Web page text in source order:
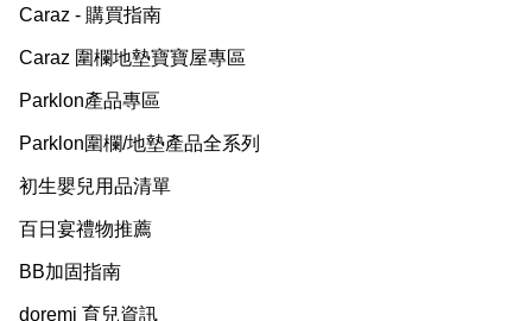
Caraz - 購買指南
Caraz 圍欄地墊寶寶屋專區
Parklon產品專區
Parklon圍欄/地墊產品全系列
初生嬰兒用品清單
百日宴禮物推薦
BB加固指南
doremi 育兒資訊